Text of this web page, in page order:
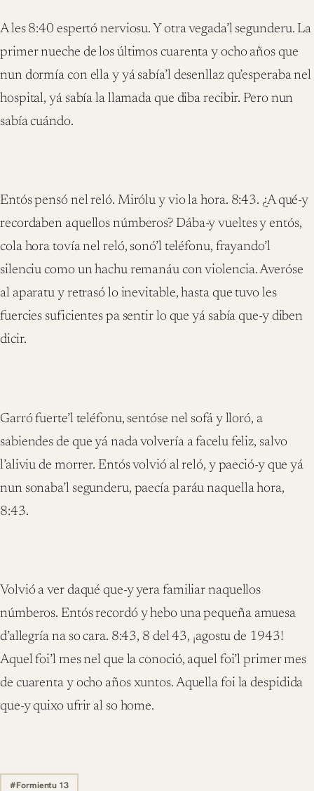
A les 8:40 espertó nerviosu. Y otra vegada’l segunderu. La
primer nueche de los últimos cuarenta y ocho años que
nun dormía con ella y yá sabía’l desenllaz qu’esperaba nel
hospital, yá sabía la llamada que diba recibir. Pero nun
sabía cuándo.
Entós pensó nel reló. Mirólu y vio la hora. 8:43. ¿A qué-y
recordaben aquellos númberos? Dába-y vueltes y entós,
cola hora tovía nel reló, sonó’l teléfonu, frayando’l
silenciu como un hachu remanáu con violencia. Averóse
al aparatu y retrasó lo inevitable, hasta que tuvo les
fuercies suficientes pa sentir lo que yá sabía que-y diben
dicir.
Garró fuerte’l teléfonu, sentóse nel sofá y lloró, a
sabiendes de que yá nada volvería a facelu feliz, salvo
l’aliviu de morrer. Entós volvió al reló, y paeció-y que yá
nun sonaba’l segunderu, paecía paráu naquella hora,
8:43.
Volvió a ver daqué que-y yera familiar naquellos
númberos. Entós recordó y hebo una pequeña amuesa
d’allegría na so cara. 8:43, 8 del 43, ¡agostu de 1943!
Aquel foi’l mes nel que la conoció, aquel foi’l primer mes
de cuarenta y ocho años xuntos. Aquella foi la despidida
que-y quixo ufrir al so home.
#Formientu 13